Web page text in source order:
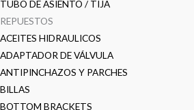
TUBO DE ASIENTO / TIJA
REPUESTOS
ACEITES HIDRAULICOS
ADAPTADOR DE VÁLVULA
ANTIPINCHAZOS Y PARCHES
BILLAS
BOTTOM BRACKETS